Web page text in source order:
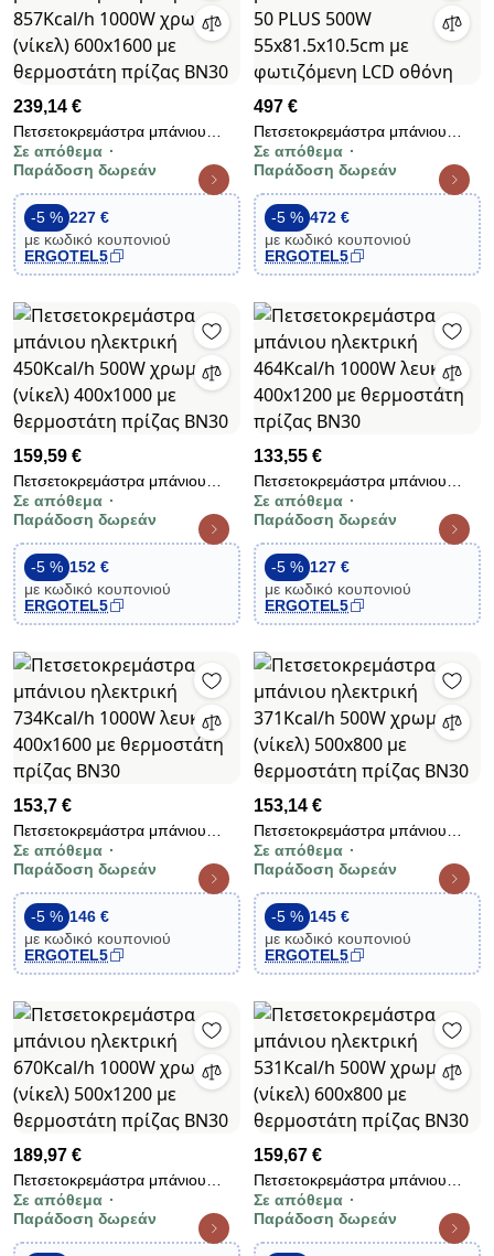
239,14 €
Πετσετοκρεμάστρα μπάνιου
ηλεκτρική 857Kcal/h 1000W
χρωμέ (νίκελ) 600x1600 με
θερμοστάτη πρίζας BN30
Σε απόθεμα
Παράδοση δωρεάν
-5 % 227 €
με κωδικό κουπονιού
ERGOTEL5
497 €
Πετσετοκρεμάστρα μπάνιου
Stiebel eltron BHE 50 PLUS
500W 55x81.5x10.5cm με
φωτιζόμενη LCD οθόνη
Σε απόθεμα
Παράδοση δωρεάν
-5 % 472 €
με κωδικό κουπονιού
ERGOTEL5
159,59 €
Πετσετοκρεμάστρα μπάνιου
ηλεκτρική 450Kcal/h 500W
χρωμέ (νίκελ) 400x1000 με
θερμοστάτη πρίζας BN30
Σε απόθεμα
Παράδοση δωρεάν
-5 % 152 €
με κωδικό κουπονιού
ERGOTEL5
133,55 €
Πετσετοκρεμάστρα μπάνιου
ηλεκτρική 464Kcal/h 1000W
λευκή 400x1200 με θερμοστάτη
πρίζας BN30
Σε απόθεμα
Παράδοση δωρεάν
-5 % 127 €
με κωδικό κουπονιού
ERGOTEL5
153,7 €
Πετσετοκρεμάστρα μπάνιου
ηλεκτρική 734Kcal/h 1000W
λευκή 400x1600 με θερμοστάτη
πρίζας BN30
Σε απόθεμα
Παράδοση δωρεάν
-5 % 146 €
με κωδικό κουπονιού
ERGOTEL5
153,14 €
Πετσετοκρεμάστρα μπάνιου
ηλεκτρική 371Kcal/h 500W
χρωμέ (νίκελ) 500x800 με
θερμοστάτη πρίζας BN30
Σε απόθεμα
Παράδοση δωρεάν
-5 % 145 €
με κωδικό κουπονιού
ERGOTEL5
189,97 €
Πετσετοκρεμάστρα μπάνιου
ηλεκτρική 670Kcal/h 1000W
χρωμέ (νίκελ) 500x1200 με
θερμοστάτη πρίζας BN30
Σε απόθεμα
Παράδοση δωρεάν
159,67 €
Πετσετοκρεμάστρα μπάνιου
ηλεκτρική 531Kcal/h 500W
χρωμέ (νίκελ) 600x800 με
θερμοστάτη πρίζας BN30
Σε απόθεμα
Παράδοση δωρεάν